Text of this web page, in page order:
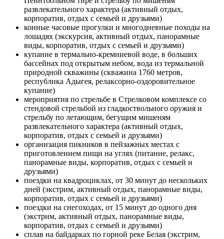
развлекательного характера (активный отдых,
корпоратив, отдых с семьей и друзьями)
конные часовые прогулки и многодневные походы на
лошадях (экскурсия, активный отдых, панорамные
виды, корпоратив, отдых с семьей и друзьями)
купание в термально-кремниевой воде, в больших
бассейнах под открытым небом, вода из термальной
природной скважины (скважина 1760 метров,
республика Адыгея, релаксорно-оздоровительное
купание)
мероприятия по стрельбе в Стрелковом комплексе со
стендовой стрельбой из гладкоствольного оружия и
стрельбу по летающим, бегущим мишеням
развлекательного характера (активный отдых,
корпоратив, отдых с семьей и друзьями)
организация пикников в пейзажных местах с
приготовлением пищи на углях (питание, релакс,
панорамные виды, корпоратив, отдых с семьей и
друзьями)
поездки на квадроциклах, от 30 минут до нескольких
дней (экстрим, активный отдых, панорамные виды,
корпоратив, отдых с семьей и друзьями)
поездки на снегоходах, от 15 минут до одного дня
(экстрим, активный отдых, панорамные виды,
корпоратив, отдых с семьей и друзьями)
сплав на байдарках по горной реке Белая (экстрим,